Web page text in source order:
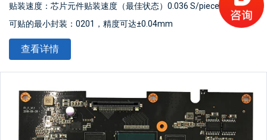
贴装速度：芯片元件贴装速度（最佳状态）0.036 S/piece
可贴的最小封装：0201，精度可达±0.04mm
最小器件精度：可贴装PLCC、QFP、BGA、CSP等器件，引脚间距
±0.04mm
平，可贴装/插装/混装TFT显示驱动板、手机主板、电池保护电路等
高难度产品
查看详情